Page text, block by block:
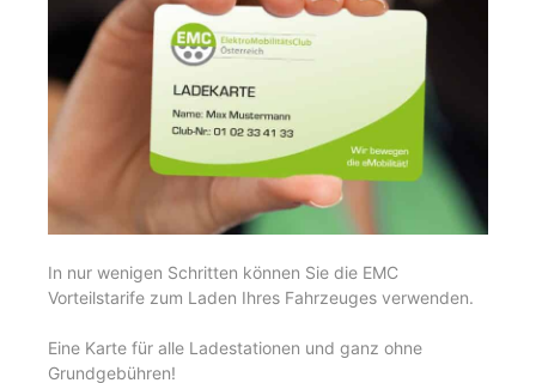
In nur wenigen Schritten können Sie die EMC
Vorteilstarife zum Laden Ihres Fahrzeuges verwenden.
Eine Karte für alle Ladestationen und ganz ohne
Grundgebühren!